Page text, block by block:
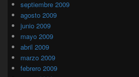
septiembre 2009
agosto 2009
junio 2009
mayo 2009
abril 2009
marzo 2009
febrero 2009